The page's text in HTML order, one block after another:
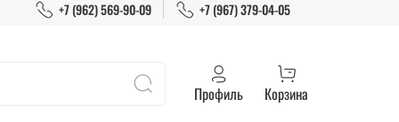
+7 (962) 569-90-09 +7 (967) 379-04-05
Профиль Корзина